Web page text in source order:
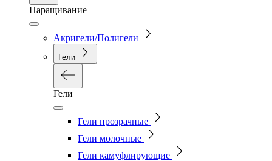
Наращивание
Акригели/Полигели
Гели
Гели
Гели прозрачные
Гели молочные
Гели камуфлирующие